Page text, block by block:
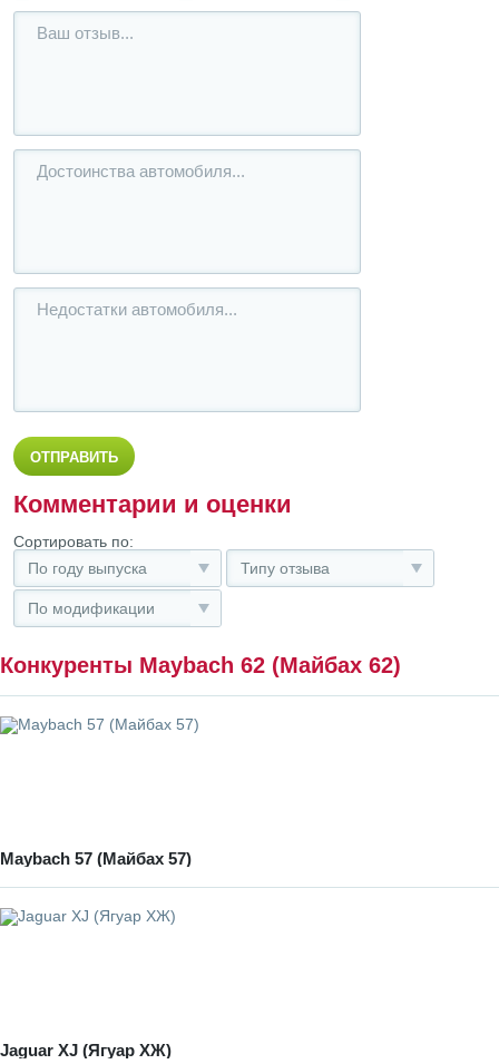
Комментарии и оценки
Сортировать по:
По году выпуска
Типу отзыва
По модификации
Конкуренты Maybach 62 (Майбах 62)
Maybach 57 (Майбах 57)
Jaguar XJ (Ягуар ХЖ)